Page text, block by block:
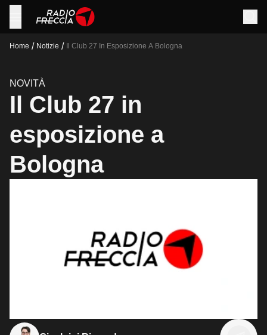
Home / Notizie / Il Club 27 In Esposizione A Bologna
NOVITÀ
Il Club 27 in
esposizione a
Bologna